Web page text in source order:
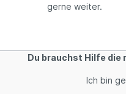
gerne weiter.
Du brauchst Hilfe die
Ich bin